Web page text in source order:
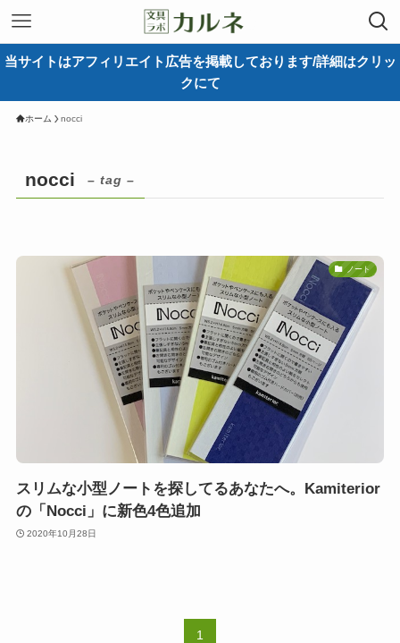
当サイトはアフィリエイト広告を掲載しております/詳細はクリッ
クにて
ホーム nocci
nocci – tag –
ノート
スリムな小型ノートを探してるあなたへ。Kamiterior
の「Nocci」に新色4色追加
2020年10月28日
1